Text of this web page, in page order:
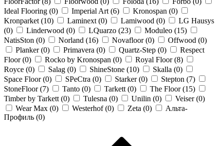
Ideal Flooring (0) Imperial Art (6) Kronospan (0)
Kronparket (10) Laminext (0) Lamiwood (0)
LG Hausys
(0) Linderwood (0) LQuarzo (23) Moduleo (15)
NatisSton (0) Norland (16) Novafloor (0) Offwood (0)
Planker (0) Primavera (0) Quartz-Step (0)
Respect
Floor (0) Rocko by Kronospan (0) Royal Floor (8)
Royce (0) Salag (0) ShineStone (10) Skalla (0)
Space Floor (0) SPeCtra (0) Starker (0) Stepton (7)
StoneFloor (7) Tanto (0) Tarkett (0) The Floor (15)
Timber by Tarkett (0) Tulesna (0) Unilin (0) Veiser (0)
Wear Max (0) Westerhof (0) Zeta (0)
Альта-
Профиль (0)